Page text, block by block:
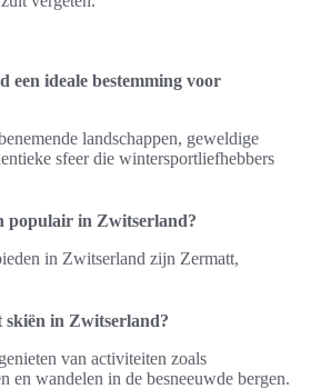
een ideale bestemming voor
landschappen, geweldige
sfeer die wintersportliefhebbers
populair in Zwitserland?
in Zwitserland zijn Zermatt,
skiën in Zwitserland?
van activiteiten zoals
en wandelen in de besneeuwde bergen.